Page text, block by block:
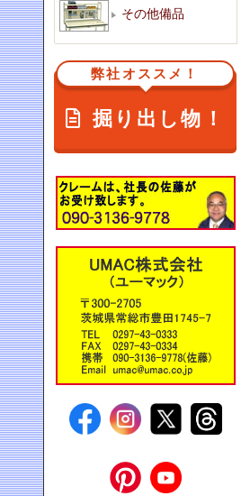
その他備品
弊社オススメ！
掘り出し物！